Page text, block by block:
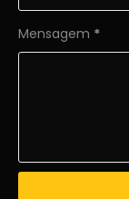
Mensagem *